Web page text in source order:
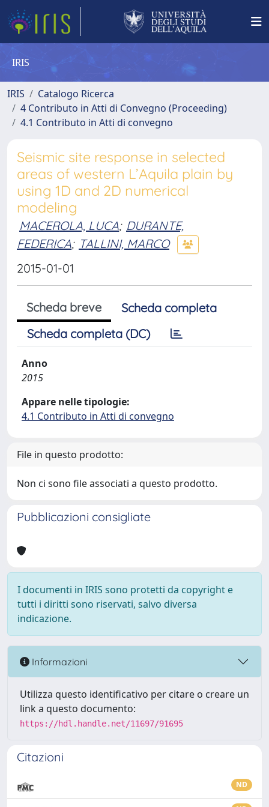
IRIS
IRIS
Catalogo Ricerca
4 Contributo in Atti di Convegno (Proceeding)
4.1 Contributo in Atti di convegno
Seismic site response in selected
areas of western L’Aquila plain by
using 1D and 2D numerical
modeling
MACEROLA, LUCA; DURANTE,
FEDERICA; TALLINI, MARCO
2015-01-01
Scheda breve
Scheda completa
Scheda completa (DC)
Anno
2015
Appare nelle tipologie:
4.1 Contributo in Atti di convegno
File in questo prodotto:
Non ci sono file associati a questo prodotto.
Pubblicazioni consigliate
I documenti in IRIS sono protetti da copyright e
tutti i diritti sono riservati, salvo diversa
indicazione.
Informazioni
Utilizza questo identificativo per citare o creare un
link a questo documento:
https://hdl.handle.net/11697/91695
Citazioni
ND